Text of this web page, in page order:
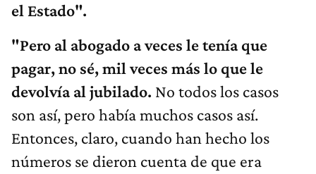
el Estado".
"Pero al abogado a veces le tenía que
pagar, no sé, mil veces más lo que le
devolvía al jubilado. No todos los casos
son así, pero había muchos casos así.
Entonces, claro, cuando han hecho los
números se dieron cuenta de que era